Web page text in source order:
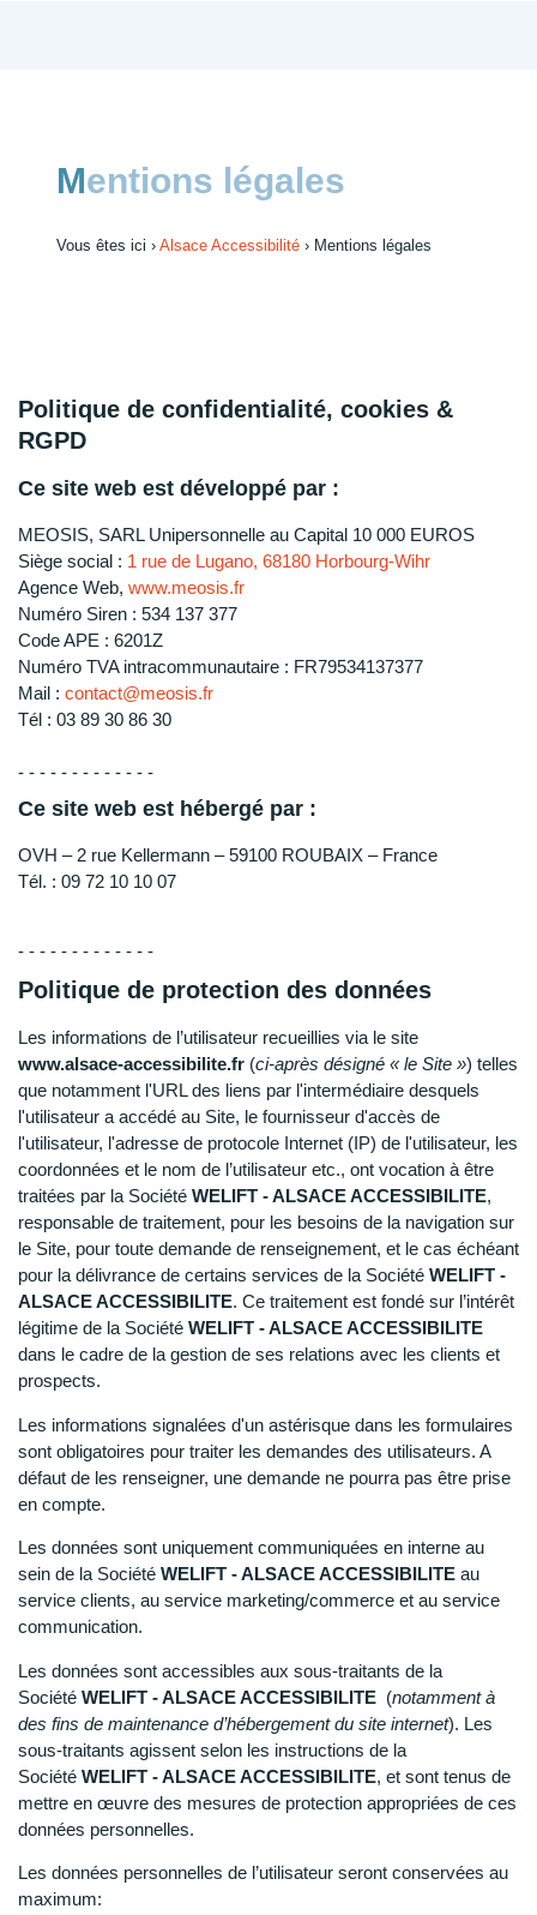
Mentions légales
Vous êtes ici › Alsace Accessibilité › Mentions légales
Politique de confidentialité, cookies &
RGPD
Ce site web est développé par :
MEOSIS, SARL Unipersonnelle au Capital 10 000 EUROS
Siège social : 1 rue de Lugano, 68180 Horbourg-Wihr
Agence Web, www.meosis.fr
Numéro Siren : 534 137 377
Code APE : 6201Z
Numéro TVA intracommunautaire : FR79534137377
Mail : contact@meosis.fr
Tél : 03 89 30 86 30
- - - - - - - - - - - - -
Ce site web est hébergé par :
OVH – 2 rue Kellermann – 59100 ROUBAIX – France
Tél. : 09 72 10 10 07
- - - - - - - - - - - - -
Politique de protection des données
Les informations de l’utilisateur recueillies via le site
www.alsace-accessibilite.fr (ci-après désigné « le Site ») telles
que notamment l'URL des liens par l'intermédiaire desquels
l'utilisateur a accédé au Site, le fournisseur d'accès de
l'utilisateur, l'adresse de protocole Internet (IP) de l'utilisateur, les
coordonnées et le nom de l’utilisateur etc., ont vocation à être
traitées par la Société WELIFT - ALSACE ACCESSIBILITE,
responsable de traitement, pour les besoins de la navigation sur
le Site, pour toute demande de renseignement, et le cas échéant
pour la délivrance de certains services de la Société WELIFT -
ALSACE ACCESSIBILITE. Ce traitement est fondé sur l’intérêt
légitime de la Société WELIFT - ALSACE ACCESSIBILITE
dans le cadre de la gestion de ses relations avec les clients et
prospects.
Les informations signalées d'un astérisque dans les formulaires
sont obligatoires pour traiter les demandes des utilisateurs. A
défaut de les renseigner, une demande ne pourra pas être prise
en compte.
Les données sont uniquement communiquées en interne au
sein de la Société WELIFT - ALSACE ACCESSIBILITE au
service clients, au service marketing/commerce et au service
communication.
Les données sont accessibles aux sous-traitants de la
Société WELIFT - ALSACE ACCESSIBILITE (notamment à
des fins de maintenance d’hébergement du site internet). Les
sous-traitants agissent selon les instructions de la
Société WELIFT - ALSACE ACCESSIBILITE, et sont tenus de
mettre en œuvre des mesures de protection appropriées de ces
données personnelles.
Les données personnelles de l’utilisateur seront conservées au
maximum: